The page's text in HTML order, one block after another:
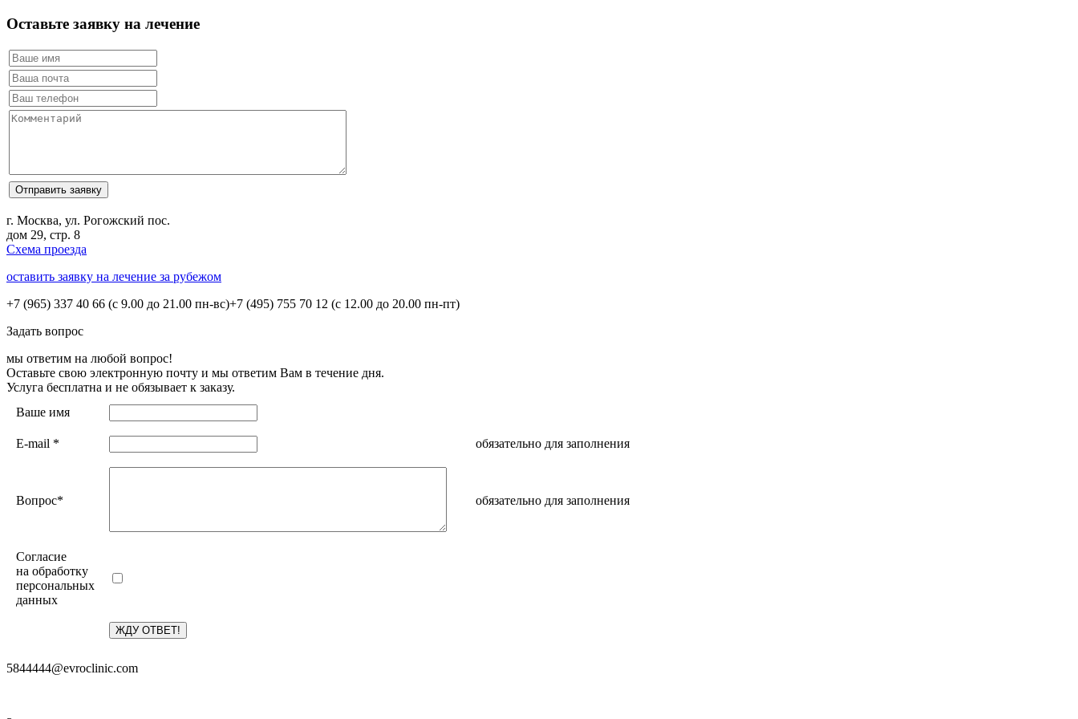
Оставьте заявку на лечение
г. Москва, ул. Рогожский пос.
дом 29, стр. 8
Схема проезда
оставить заявку на лечение за рубежом
+7 (965) 337 40 66 (с 9.00 до 21.00 пн-вс)+7 (495) 755 70 12 (с 12.00 до 20.00 пн-пт)
Задать вопрос
мы ответим на любой вопрос!
Оставьте свою электронную почту и мы ответим Вам в течение дня.
Услуга бесплатна и не обязывает к заказу.
Ваше имя
E-mail * обязательно для заполнения
Вопрос* обязательно для заполнения
Согласие
на обработку
персональных
данных
5844444@evroclinic.com